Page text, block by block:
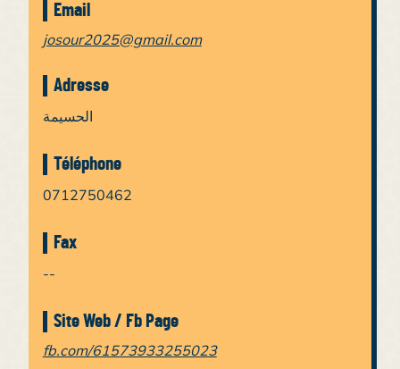
Email
josour2025@gmail.com
Adresse
الحسيمة
Téléphone
0712750462
Fax
--
Site Web / Fb Page
fb.com/61573933255023